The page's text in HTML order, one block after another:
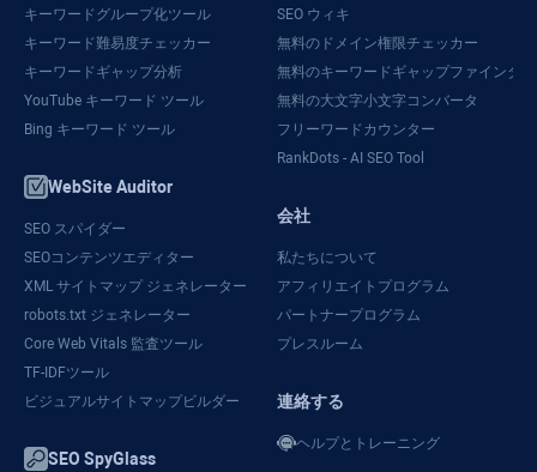
キーワードグループ化ツール
キーワード難易度チェッカー
キーワードギャップ分析
YouTube キーワード ツール
Bing キーワード ツール
WebSite Auditor
SEO スパイダー
SEOコンテンツエディター
XML サイトマップ ジェネレーター
robots.txt ジェネレーター
Core Web Vitals 監査ツール
TF-IDFツール
ビジュアルサイトマップビルダー
SEO SpyGlass
SEO ウィキ
無料のドメイン権限チェッカー
無料のキーワードギャップファインダー
無料の大文字小文字コンバータ
フリーワードカウンター
RankDots - AI SEO Tool
会社
私たちについて
アフィリエイトプログラム
パートナープログラム
プレスルーム
連絡する
ヘルプとトレーニング